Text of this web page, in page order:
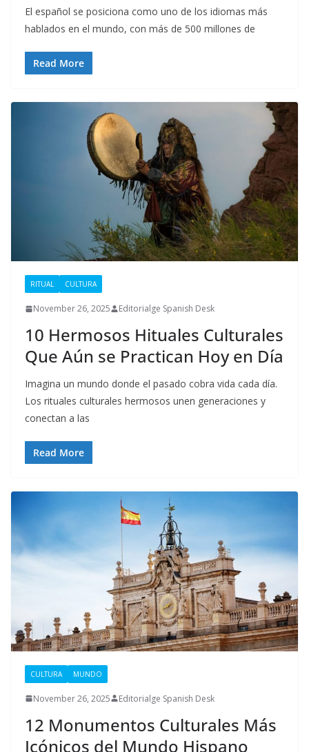
El español se posiciona como uno de los idiomas más
hablados en el mundo, con más de 500 millones de
Read More
RITUAL CULTURA
November 26, 2025 Editorialge Spanish Desk
10 Hermosos Hituales Culturales
Que Aún se Practican Hoy en Día
Imagina un mundo donde el pasado cobra vida cada día.
Los rituales culturales hermosos unen generaciones y
conectan a las
Read More
CULTURA MUNDO
November 26, 2025 Editorialge Spanish Desk
12 Monumentos Culturales Más
Icónicos del Mundo Hispano